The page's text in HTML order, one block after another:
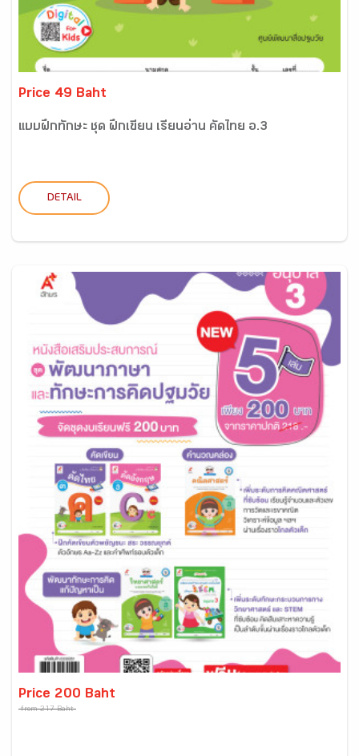
Price 49 Baht
แบบฝึกทักษะ ชุด ฝึกเขียน เรียนอ่าน คัดไทย อ.3
DETAIL
Price 200 Baht
from 217 Baht